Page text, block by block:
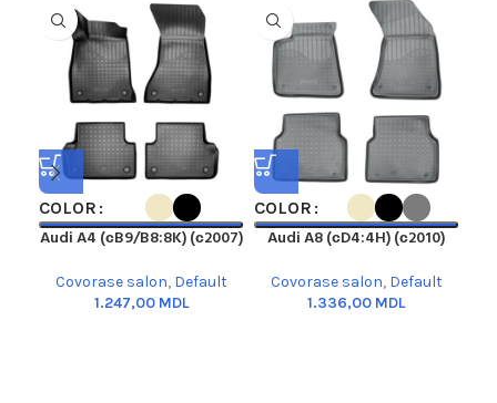
COLOR
Audi A4 (сB9/B8:8K) (с2007)
Covorase salon, Default
MDL
COLOR
Audi A8 (сD4:4H) (с2010)
Covorase salon, Default
MDL